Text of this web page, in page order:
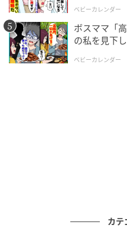
ベビーカレンダー
ボスママ「
の私を見下
ベビーカレンダー
カテ